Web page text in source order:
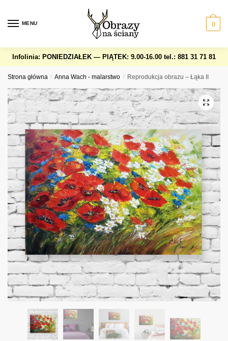
navigation
content
MENU 0
Infolinia: PONIEDZIAŁEK — PIĄTEK: 9.00-16.00 tel.: 881 31 71 81
Strona główna / Anna Wach - malarstwo / Reprodukcja obrazu – Łąka II